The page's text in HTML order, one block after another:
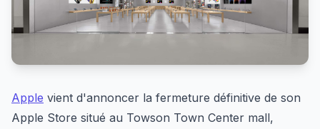
Apple vient d'annoncer la fermeture définitive de son
Apple Store situé au Towson Town Center mall,